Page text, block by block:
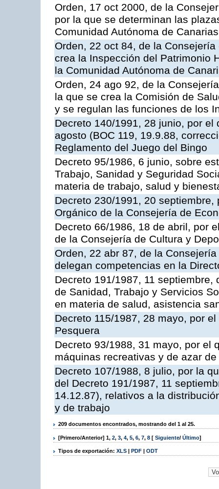
Orden, 17 oct 2000, de la
por la que se determinan las
Comunidad Autónoma de Canarias
Orden, 22 oct 84, de la
crea la Inspección del Patrimonio
la Comunidad Autónoma de
Orden, 24 ago 92, de la
la que se crea la Comisión de
y se regulan las funciones de los
Decreto 140/1991, 28 junio, por
agosto (BOC 119, 19.9.88,
Reglamento del Juego del Bingo
Decreto 95/1986, 6 junio, sobre
Trabajo, Sanidad y Seguridad
materia de trabajo, salud y
Decreto 230/1991, 20
Orgánico de la Consejería de
Decreto 66/1986, 18 de abril, por
de la Consejería de Cultura y
Orden, 22 abr 87, de la
delegan competencias en la
Decreto 191/1987, 11
de Sanidad, Trabajo y Servicios
en materia de salud, asistencia
Decreto 115/1987, 28 mayo, por
Pesquera
Decreto 93/1988, 31 mayo, por el
máquinas recreativas y de azar
Decreto 107/1988, 8 julio, por la
del Decreto 191/1987, 11
14.12.87), relativos a la
y de trabajo
209 documentos encontrados, mostrando del 1 al 25.
[Primero/Anterior] 1, 2, 3, 4, 5, 6, 7, 8 [ Siguiente/ Último]
Tipos de exportación: XLS | PDF | ODT